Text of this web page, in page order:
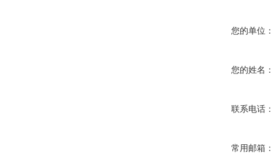
您的单位：
您的姓名：
联系电话：
常用邮箱：